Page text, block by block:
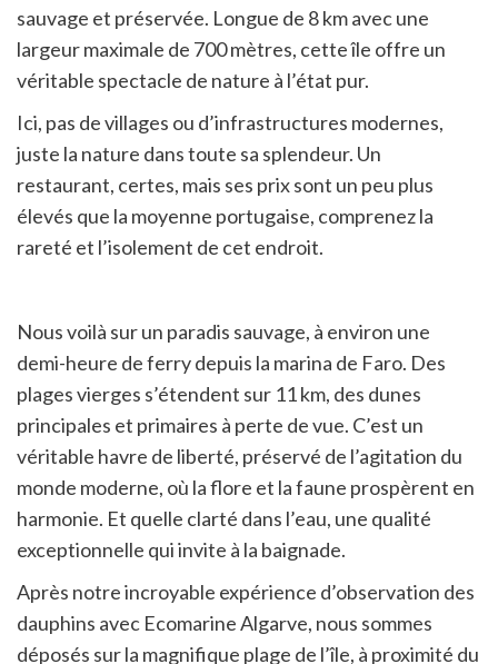
sauvage et préservée. Longue de 8 km avec une
largeur maximale de 700 mètres, cette île offre un
véritable spectacle de nature à l’état pur.
Ici, pas de villages ou d’infrastructures modernes,
juste la nature dans toute sa splendeur. Un
restaurant, certes, mais ses prix sont un peu plus
élevés que la moyenne portugaise, comprenez la
rareté et l’isolement de cet endroit.
Nous voilà sur un paradis sauvage, à environ une
demi-heure de ferry depuis la marina de Faro. Des
plages vierges s’étendent sur 11 km, des dunes
principales et primaires à perte de vue. C’est un
véritable havre de liberté, préservé de l’agitation du
monde moderne, où la flore et la faune prospèrent en
harmonie. Et quelle clarté dans l’eau, une qualité
exceptionnelle qui invite à la baignade.
Après notre incroyable expérience d’observation des
dauphins avec Ecomarine Algarve, nous sommes
déposés sur la magnifique plage de l’île, à proximité du